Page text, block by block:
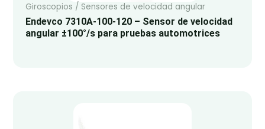
Giroscopios / Sensores de velocidad angular
Endevco 7310A-100-120 – Sensor de velocidad
angular ±100°/s para pruebas automotrices